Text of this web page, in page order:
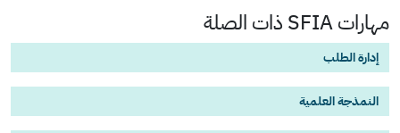
مهارات SFIA ذات الصلة
إدارة الطلب
النمذجة العلمية